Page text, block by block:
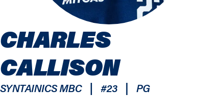
CHARLES
CALLISON
SYNTAINICS MBC | #23 | PG